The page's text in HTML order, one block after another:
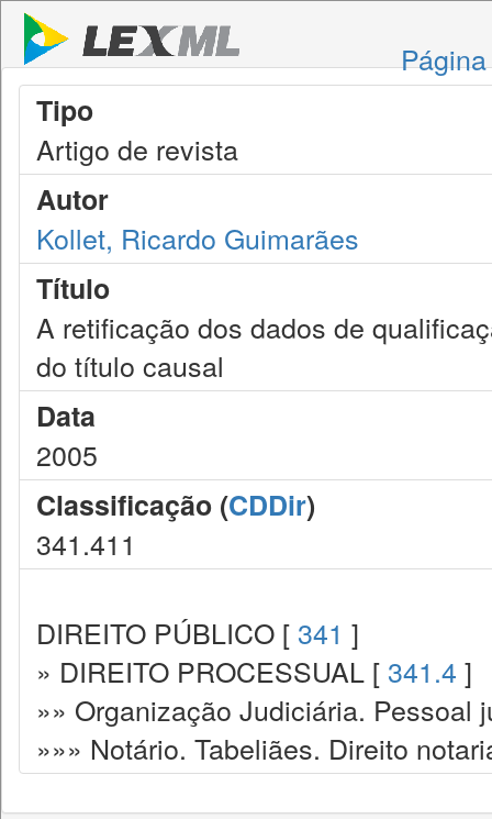
Tipo
Artigo de revista
Autor
Kollet, Ricardo Guimarães
Título
A retificação dos dados de
do título causal
Data
2005
Classificação (CDDir)
341.411
DIREITO PÚBLICO [ 341 ]
» DIREITO PROCESSUAL [ 341.4 ]
»» Organização Judiciária. Pessoal
»»» Notário. Tabeliães. Direito